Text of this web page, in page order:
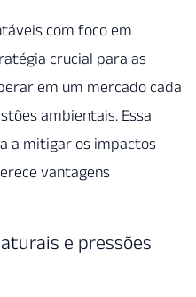
com foco em
crucial para as
em um mercado cada
ambientais. Essa
a mitigar os impactos
vantagens
e pressões